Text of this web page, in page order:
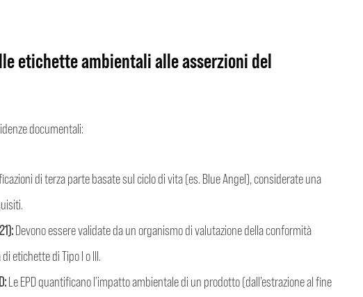
etichette ambientali alle asserzioni del
documentali:
di terza parte basate sul ciclo di vita (es. Blue Angel), considerate una
Devono essere validate da un organismo di valutazione della conformità
etichette di Tipo I o III.
Le EPD quantificano l’impatto ambientale di un prodotto (dall’estrazione al fine